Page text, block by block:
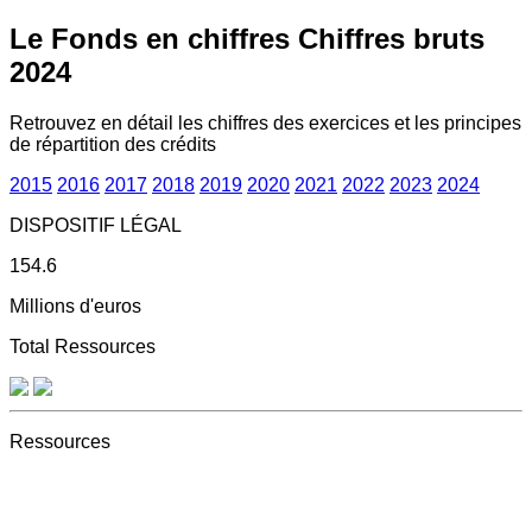
Le Fonds en chiffres Chiffres bruts
2024
Retrouvez en détail les chiffres des exercices et les principes
de répartition des crédits
2015 2016 2017 2018 2019 2020 2021 2022 2023 2024
DISPOSITIF LÉGAL
154.6
Millions d'euros
Total Ressources
Ressources